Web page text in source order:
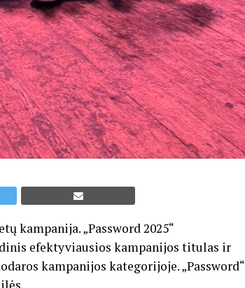
kampanija. „Password 2025“
efektyviausios kampanijos titulas ir
kampanijos kategorijoje. „Password“